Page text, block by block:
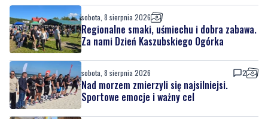
sobota, 8 sierpnia 2026
Regionalne smaki, uśmiechu i dobra zabawa.
Za nami Dzień Kaszubskiego Ogórka
sobota, 8 sierpnia 2026 2
Nad morzem zmierzyli się najsilniejsi.
Sportowe emocje i ważny cel